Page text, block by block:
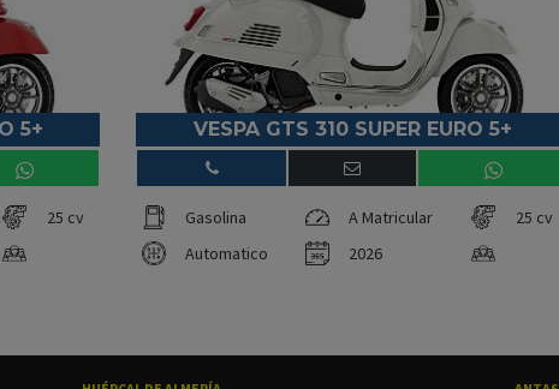
5+
25 cv
VESPA GTS 310 SUPER EURO 5+
Gasolina A Matricular
25 cv
Automatico
2026